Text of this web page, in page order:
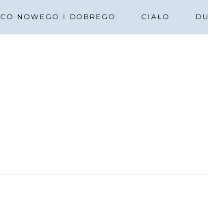
CO NOWEGO I DOBREGO CIAŁO